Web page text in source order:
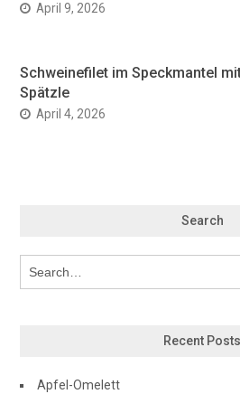
April 9, 2026
Schweinefilet im Speckmantel
Spätzle
April 4, 2026
Search
Recent Posts
Apfel-Omelett